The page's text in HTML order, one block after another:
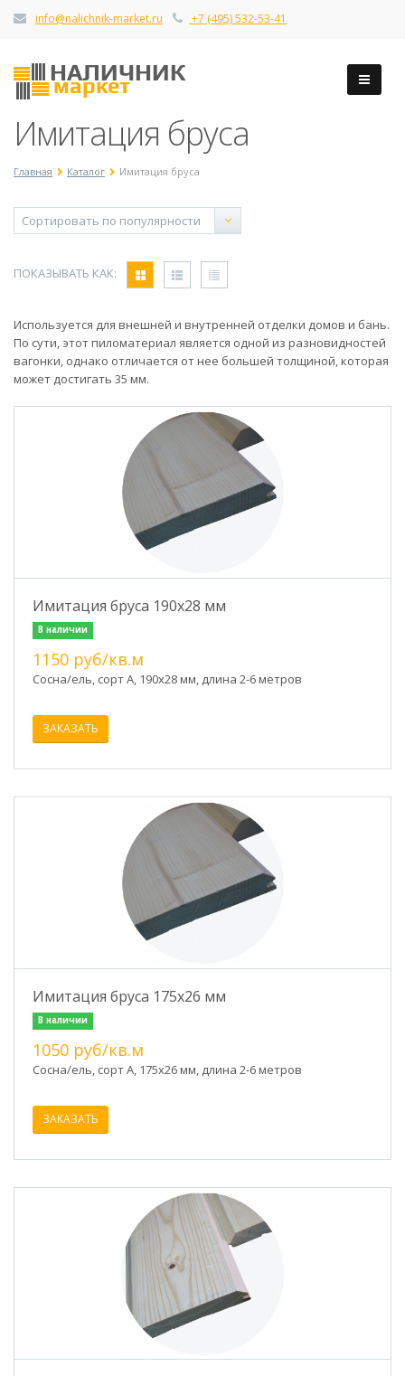
info@nalichnik-market.ru +7 (495) 532-53-41
Имитация бруса
Главная Каталог Имитация бруса
ПОКАЗЫВАТЬ КАК:
Используется для внешней и внутренней отделки домов и бань.
По сути, этот пиломатериал является одной из разновидностей
вагонки, однако отличается от нее большей толщиной, которая
может достигать 35 мм.
Имитация бруса 190х28 мм
В наличии
1150 руб/кв.м
Сосна/ель, сорт А, 190х28 мм, длина 2-6 метров
ЗАКАЗАТЬ
Имитация бруса 175х26 мм
В наличии
1050 руб/кв.м
Сосна/ель, сорт А, 175х26 мм, длина 2-6 метров
ЗАКАЗАТЬ